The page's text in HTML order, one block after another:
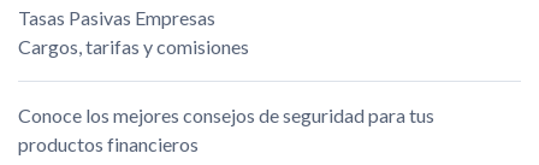
Tasas Pasivas Empresas
Cargos, tarifas y comisiones
Conoce los mejores consejos de seguridad para tus
productos financieros